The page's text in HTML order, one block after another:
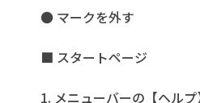
● マークを外す
■ スタートページ
1. メニューバーの【ヘル